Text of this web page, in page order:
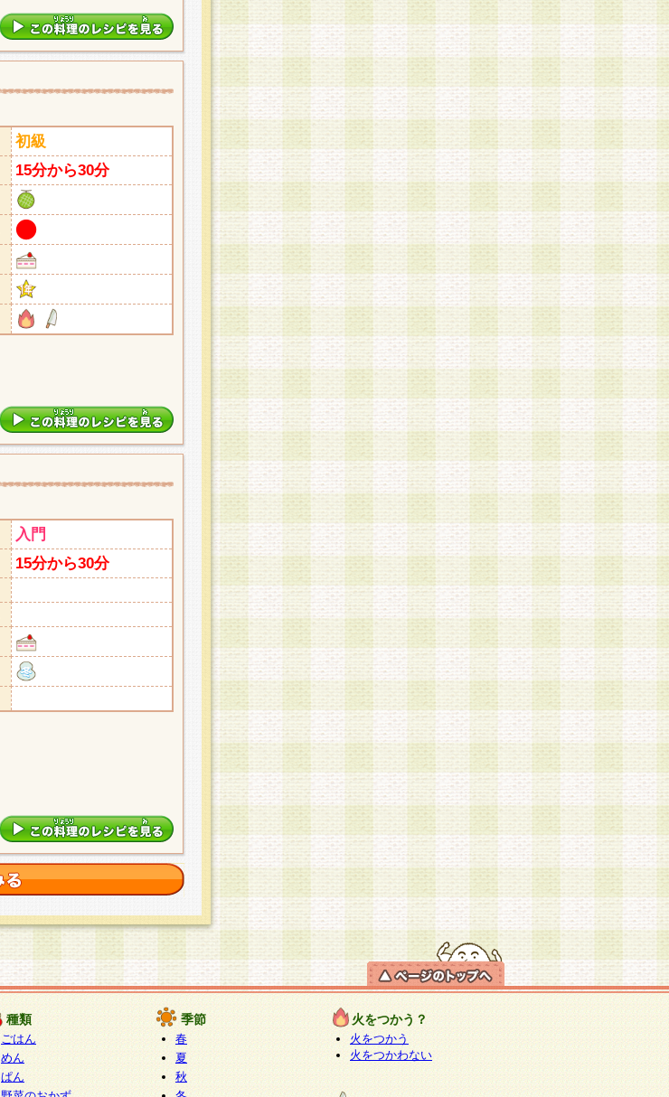
初級
15分から30分
入門
15分から30分
種類
ごはん
めん
ぱん
季節
春
夏
秋
火をつかう？
火をつかう
火をつかわない